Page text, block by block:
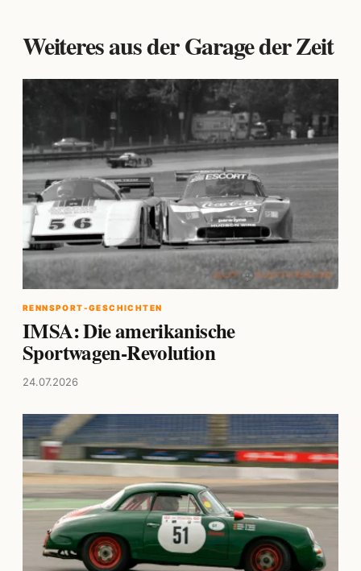
Weiteres aus der Garage der Zeit
RENNSPORT-GESCHICHTEN
IMSA: Die amerikanische
Sportwagen-Revolution
24.07.2026